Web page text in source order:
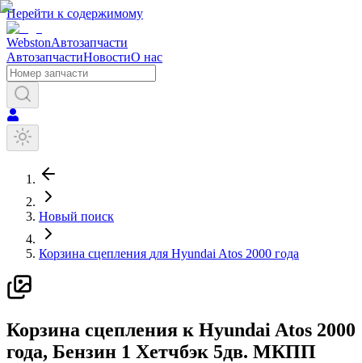
Перейти к содержимому
WebstonАвтозапчасти
АвтозапчастиНовостиО нас
Новый поиск
Корзина сцепления для Hyundai Atos 2000 года
Корзина сцепления к Hyundai Atos 2000
года, Бензин 1 Хетчбэк 5дв. МКПП